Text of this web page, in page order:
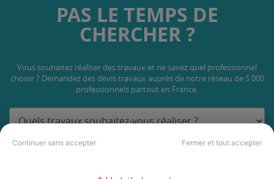
Continuer sans accepter Fermer et tout accepter
PAS LE TEMPS DE
CHERCHER ?
Vous souhaitez réaliser des travaux et ne savez quel professionnel
choisir ? Demandez des devis travaux auprès de notre réseau de 5 000
professionnels partout en France.